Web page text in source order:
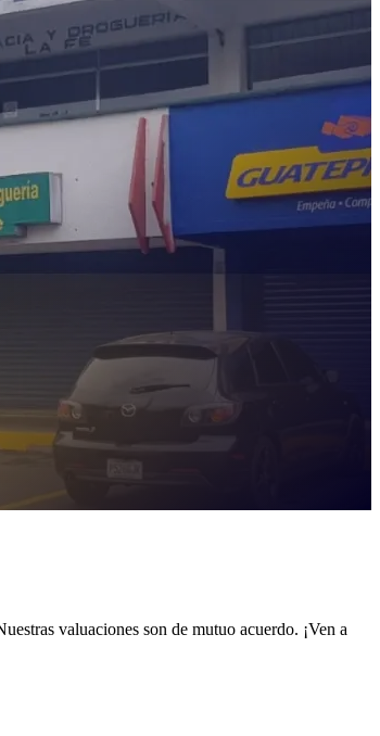
valuaciones son de mutuo acuerdo. ¡Ven a